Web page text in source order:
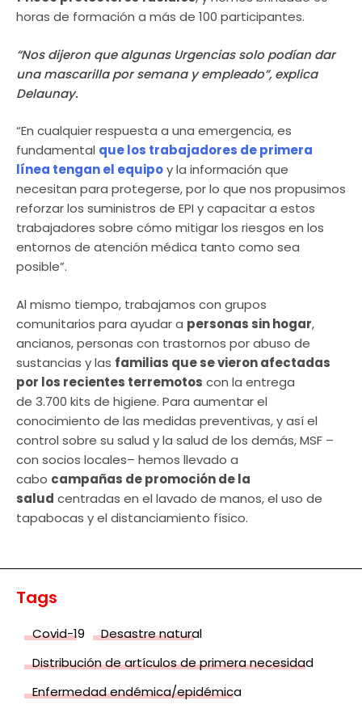
horas de formación a más de 100 participantes.
“Nos dijeron que algunas Urgencias solo podían dar
una mascarilla por semana y empleado”, explica
Delaunay.
“En cualquier respuesta a una emergencia, es
fundamental que los trabajadores de primera
línea tengan el equipoy la información que
necesitan para protegerse, por lo que nos propusimos
reforzar los suministros de EPI y capacitar a estos
trabajadores sobre cómo mitigar los riesgos en los
entornos de atención médica tanto como sea
posible”.
Al mismo tiempo, trabajamos con grupos
comunitarios para ayudar a personas sin hogar,
ancianos, personas con trastornos por abuso de
sustancias y las familias que se vieron afectadas
por los recientes terremotos con la entrega
de 3.700 kits de higiene. Para aumentar el
conocimiento de las medidas preventivas, y así el
control sobre su salud y la salud de los demás, MSF –
con socios locales– hemos llevado a
cabo campañas de promoción de la
salud centradas en el lavado de manos, el uso de
tapabocas y el distanciamiento físico.
Tags
Covid-19
Desastre natural
Distribución de artículos de primera necesidad
Enfermedad endémica/epidémica